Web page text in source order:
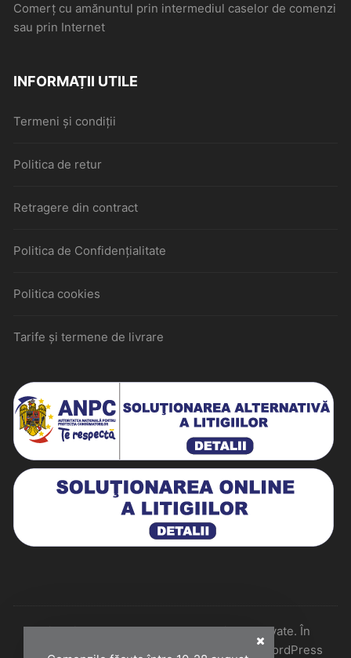
Comerţ cu amănuntul prin intermediul caselor de comenzi
sau prin Internet
INFORMAȚII UTILE
Termeni și condiții
Politica de retur
Retragere din contract
Politica de Confidențialitate
Politica cookies
Tarife și termene de livrare
Historiarum 2026 - Toate drepturile rezervate. În
colaborare cu Perfect Pixel & Mentenanță WordPress